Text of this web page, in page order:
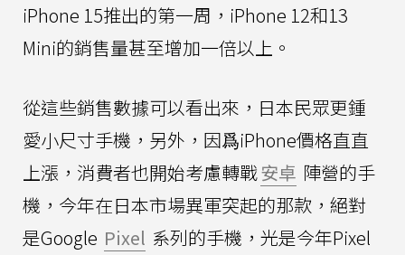
iPhone 15推出的第一周，iPhone 12和13
Mini的銷售量甚至增加一倍以上。
從這些銷售數據可以看出來，日本民眾更鍾
愛小尺寸手機，另外，因爲iPhone價格直直
上漲，消費者也開始考慮轉戰安卓 陣營的手
機，今年在日本市場異軍突起的那款，絕對
是Google Pixel 系列的手機，光是今年Pixel